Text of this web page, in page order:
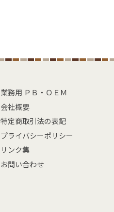
業務用 ＰＢ・ＯＥＭ
会社概要
特定商取引法の表記
プライバシーポリシー
リンク集
お問い合わせ